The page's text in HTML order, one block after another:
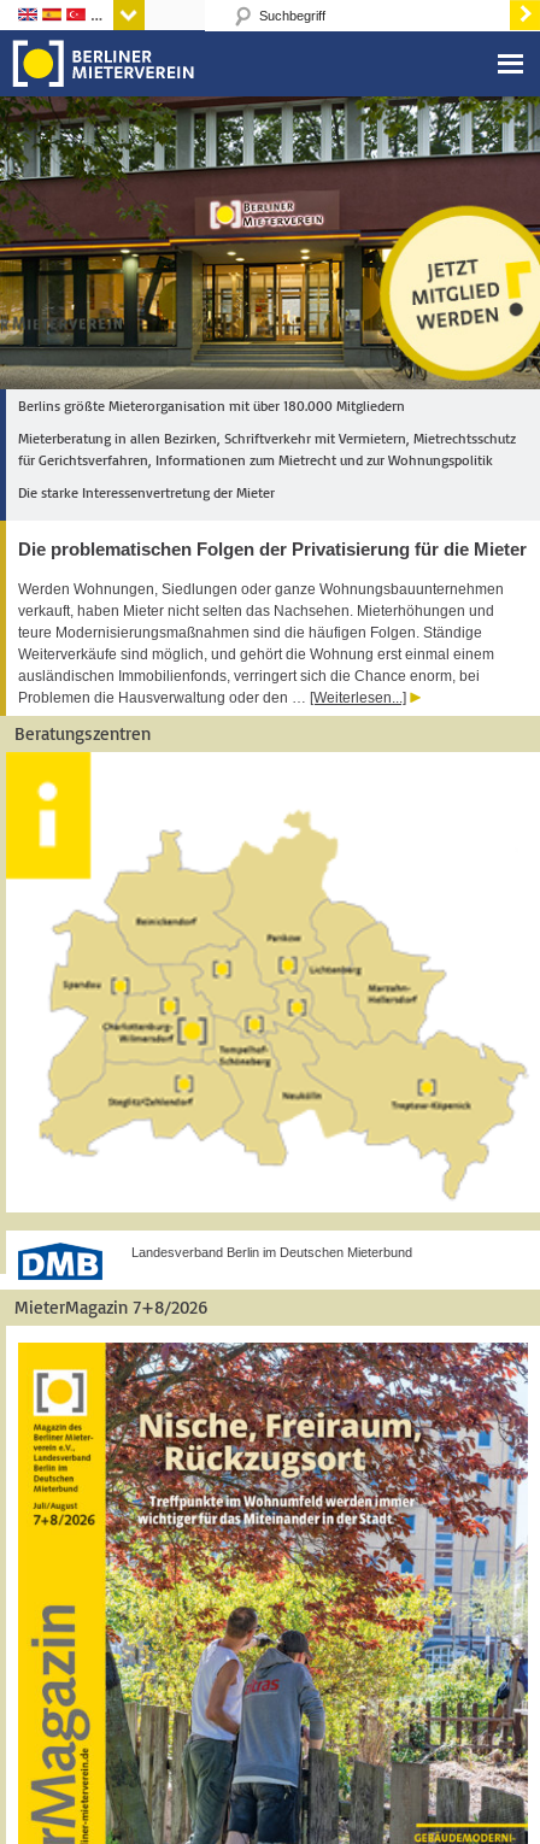
Sprachen
Berlins größte Mieterorganisation mit über 180.000 Mitgliedern
Mieterberatung in allen Bezirken, Schriftverkehr mit Vermietern, Mietrechtsschutz
für Gerichtsverfahren, Informationen zum Mietrecht und zur Wohnungspolitik
Die starke Interessenvertretung der Mieter
Die problematischen Folgen der Privatisierung für die Mieter
Werden Wohnungen, Siedlungen oder ganze Wohnungsbauunternehmen
verkauft, haben Mieter nicht selten das Nachsehen. Mieterhöhungen und
teure Modernisierungsmaßnahmen sind die häufigen Folgen. Ständige
Weiterverkäufe sind möglich, und gehört die Wohnung erst einmal einem
ausländischen Immobilienfonds, verringert sich die Chance enorm, bei
Problemen die Hausverwaltung oder den … [Weiterlesen...]
Beratungszentren
Landesverband Berlin im Deutschen Mieterbund
MieterMagazin 7+8/2026